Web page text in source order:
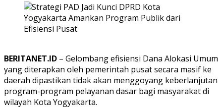
BERITANET.ID – Gelombang efisiensi Dana Alokasi Umum
yang diterapkan oleh pemerintah pusat secara masif ke
daerah dipastikan tidak akan menggoyang keberlanjutan
program-program pelayanan dasar bagi masyarakat di
wilayah Kota Yogyakarta.